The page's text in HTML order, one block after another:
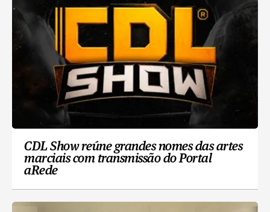
CDL Show reúne grandes nomes das artes
marciais com transmissão do Portal
aRede